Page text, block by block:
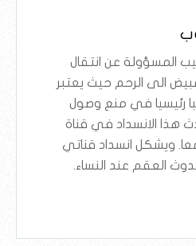
المسؤولة عن انتقال
الى الرحم حيث يعتبر
رئيسيا في منع وصول
هذا الانسداد في قناة
ويشكل انسداد قناتي